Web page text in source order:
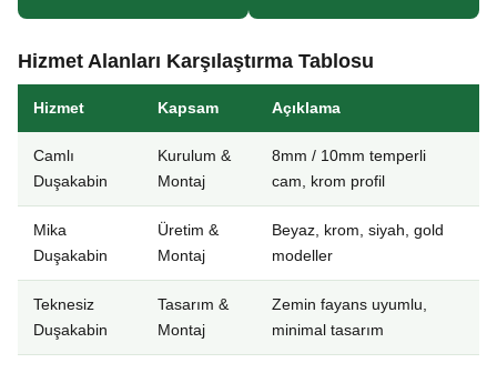
Hizmet Alanları Karşılaştırma Tablosu
Hizmet Kapsam Açıklama
Camlı
Duşakabin
Kurulum &
Montaj
8mm / 10mm temperli
cam, krom profil
Mika
Duşakabin
Üretim &
Montaj
Beyaz, krom, siyah, gold
modeller
Teknesiz
Duşakabin
Tasarım &
Montaj
Zemin fayans uyumlu,
minimal tasarım